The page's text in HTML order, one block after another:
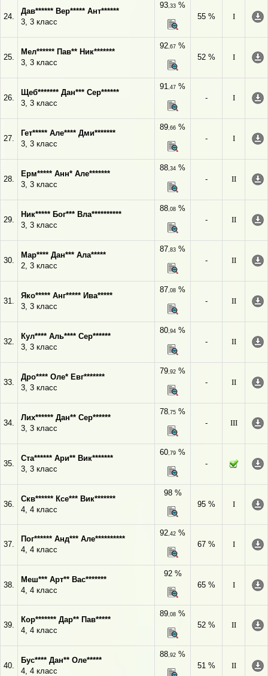
24.
Дав****** Вер***** Ант******
3, 3 класс
93,33 %
55 %
I
25.
Мел****** Пав** Ник*******
3, 3 класс
92,67 %
52 %
I
26.
Щеб******* Дан*** Сер******
3, 3 класс
91,47 %
-
I
27.
Гет***** Але**** Дми*******
3, 3 класс
89,66 %
-
I
28.
Ерм***** Анн* Але*******
3, 3 класс
88,34 %
-
II
29.
Ник***** Бог*** Вла**********
3, 3 класс
88,08 %
-
II
30.
Мар**** Дан*** Ала*****
2, 3 класс
87,83 %
-
II
31.
Яко***** Анг***** Ива*****
3, 3 класс
87,08 %
-
II
32.
Кул**** Аль**** Сер******
3, 3 класс
80,94 %
-
II
33.
Дро**** Оле* Евг*******
3, 3 класс
79,92 %
-
II
34.
Лих****** Дан** Сер******
3, 3 класс
78,75 %
-
III
35.
Ста****** Ари** Вик*******
3, 3 класс
60,79 %
-
36.
Скв****** Ксе*** Вик*******
4, 4 класс
98 %
95 %
I
37.
Пог****** Анд*** Але**********
4, 4 класс
92,42 %
67 %
I
38.
Меш*** Арт** Вас*******
4, 4 класс
92 %
65 %
I
39.
Кор******* Дар** Пав*****
4, 4 класс
89,08 %
52 %
II
40.
Бус**** Дан** Оле*****
4, 4 класс
88,92 %
51 %
II